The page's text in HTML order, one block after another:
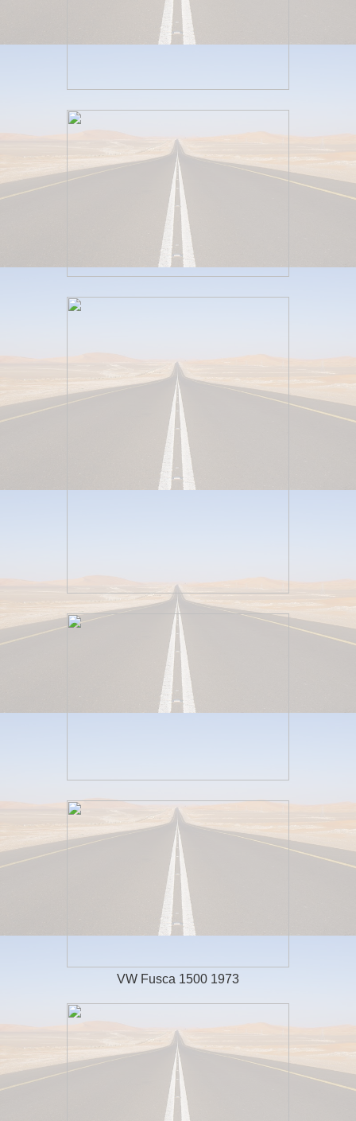
VW Fusca 1500 1973